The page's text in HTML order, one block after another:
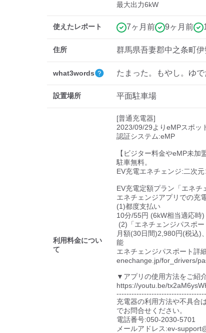
最大出力6kW
使えたレポート 7ヶ月前 9ヶ月前
住所 群馬県吾妻郡中之条町
what3words たまった。もやし。ゆで
設置場所 平面駐車場
利用料金につい
て
[普通充電器]
2023/09/29よりeMPスポッ
認証システム:eMP
【ビジター料金やeMP未加
駐車無料。
EV充電エネチェンジ:二次
EV充電定額プラン「エネチ
エネチェンジアプリでの充
(1)都度支払い
10分/55円 (6kW相当適応時
月額(30日間)2,980円(税込)
能
エネチェンジパスポート詳
enechange.jp/for_drivers/
▼アプリの使用方法をご紹
https://youtu.be/
------------------------------------
充電器の利用方法や不具合
でお問合せください。
電話番号:050-2030-5701
メールアドレス:ev-